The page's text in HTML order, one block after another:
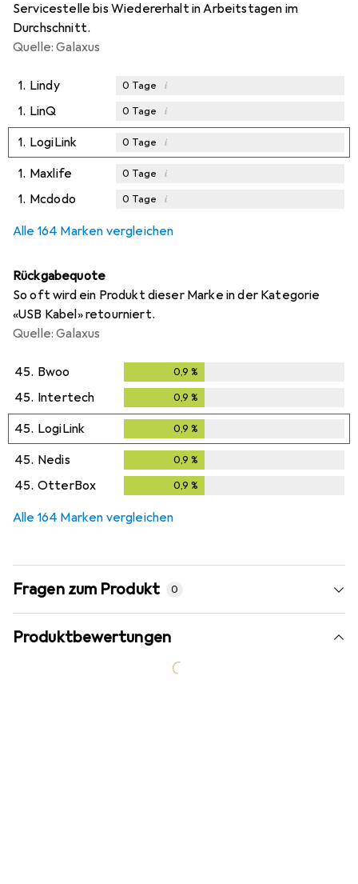
Servicestelle bis Wiedererhalt in Arbeitstagen im
Durchschnitt.
Quelle: Galaxus
1. Lindy 0 Tage i
1. LinQ 0 Tage i
1. LogiLink 0 Tage i
1. Maxlife 0 Tage i
1. Mcdodo 0 Tage i
Alle 164 Marken vergleichen
Rückgabequote
So oft wird ein Produkt dieser Marke in der Kategorie
«USB Kabel» retourniert.
Quelle: Galaxus
45. Bwoo 0,9 %
45. Intertech 0,9 %
45. LogiLink 0,9 %
45. Nedis 0,9 %
45. OtterBox 0,9 %
Alle 164 Marken vergleichen
Fragen zum Produkt 0
Produktbewertungen